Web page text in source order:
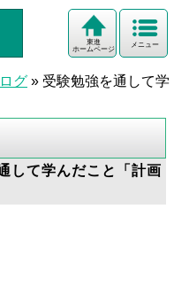
メニュー
東進
ホームページ
グ » 受験勉強を通して学
て学んだこと「計画